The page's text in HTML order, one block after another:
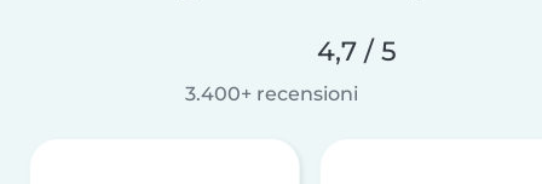
4,7 / 5
3.400+ recensioni